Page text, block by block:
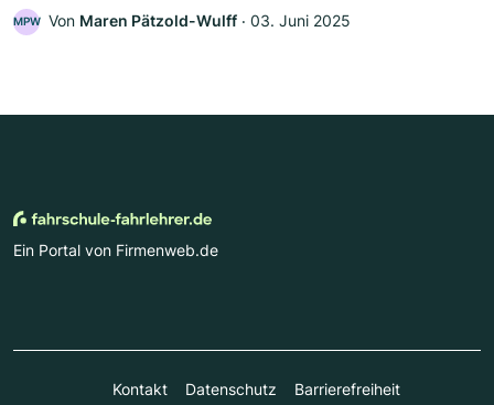
MPW Von Maren Pätzold-Wulff ‧ 03. Juni 2025
Ein Portal von Firmenweb.de
Kontakt Datenschutz Barrierefreiheit